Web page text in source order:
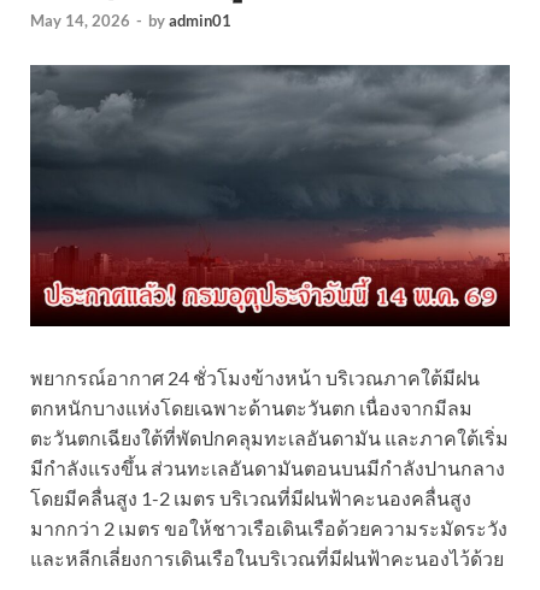
May 14, 2026 - byadmin01
พยากรณ์อากาศ 24 ชั่วโมงข้างหน้า บริเวณภาคใต้มีฝน
ตกหนักบางแห่งโดยเฉพาะด้านตะวันตก เนื่องจากมีลม
ตะวันตกเฉียงใต้ที่พัดปกคลุมทะเลอันดามัน และภาคใต้เริ่ม
มีกำลังแรงขึ้น ส่วนทะเลอันดามันตอนบนมีกำลังปานกลาง
โดยมีคลื่นสูง 1-2 เมตร บริเวณที่มีฝนฟ้าคะนองคลื่นสูง
มากกว่า 2 เมตร ขอให้ชาวเรือเดินเรือด้วยความระมัดระวัง
และหลีกเลี่ยงการเดินเรือในบริเวณที่มีฝนฟ้าคะนองไว้ด้วย